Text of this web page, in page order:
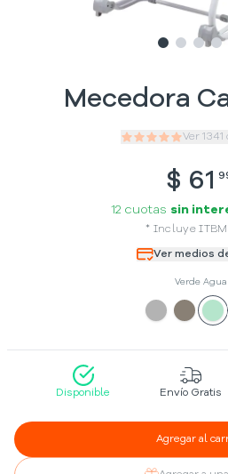
Slide1
Slide2
Mecedora
Ver 1341
$ 61
12 cuotas sin
* Incluye
Ver medios
Verde Agua
Disponible Envío Gratis
Agregar al